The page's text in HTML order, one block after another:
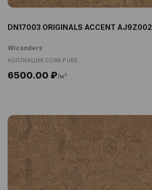
DN17003 ORIGINALS ACCENT AJ9Z002
Wicanders
КОЛЛЕКЦИЯ CORK PURE
6500.00 ₽/м²